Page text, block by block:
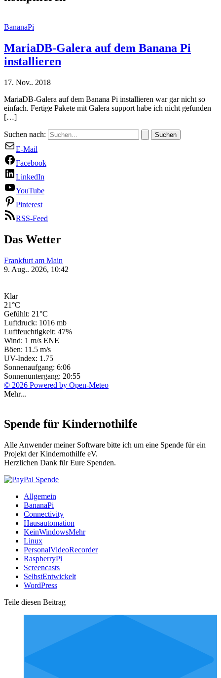
BananaPi
MariaDB-Galera auf dem Banana Pi
installieren
17. Nov.. 2018
MariaDB-Galera auf dem Banana Pi installieren war gar nicht so
einfach. Fertige Pakete mit Galera support habe ich nicht gefunden
[…]
Suchen nach:
E-Mail
Facebook
LinkedIn
YouTube
Pinterest
RSS-Feed
Das Wetter
Frankfurt am Main
9. Aug.. 2026, 10:42
Klar
21°C
Gefühlt: 21°C
Luftdruck: 1016 mb
Luftfeuchtigkeit: 47%
Wind: 1 m/s ENE
Böen: 11.5 m/s
UV-Index: 1.75
Sonnenaufgang: 6:06
Sonnenuntergang: 20:55
© 2026 Powered by Open-Meteo
Mehr...
Spende für Kindernothilfe
Alle Anwender meiner Software bitte ich um eine Spende für ein
Projekt der Kindernothilfe eV.
Herzlichen Dank für Eure Spenden.
Allgemein
BananaPi
Connectivity
Hausautomation
KeinWindowsMehr
Linux
PersonalVideoRecorder
RaspberryPi
Screencasts
SelbstEntwickelt
WordPress
Teile diesen Beitrag